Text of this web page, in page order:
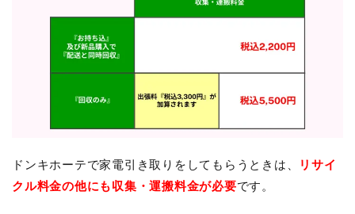
ドンキホーテで家電引き取りをしてもらうときは、
リサイ
クル料金の他にも収集・運搬料金が必要です。